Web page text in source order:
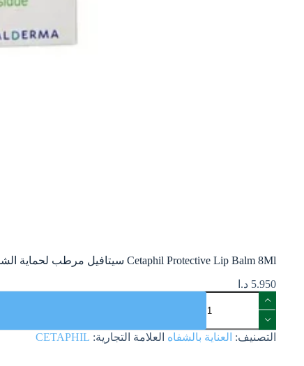
Cetaphil Protective Lip Balm 8Ml سيتافيل مرطب لحماية الشفاه 8 مل
5.950 د.ا
التصنيف: العناية بالشفاه العلامة التجارية: CETAPHIL